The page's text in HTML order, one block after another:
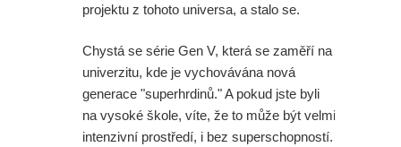
projektu z tohoto universa, a stalo se.
Chystá se série Gen V, která se zaměří na
univerzitu, kde je vychovávána nová
generace "superhrdinů." A pokud jste byli
na vysoké škole, víte, že to může být velmi
intenzivní prostředí, i bez superschopností.